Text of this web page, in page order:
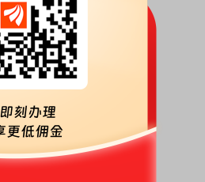
关于回购公司股份比例
进展公告
关于股份回购进展的公
关于回购公司股份比例
进展公告
关于开立募集资金现金
:浙江天册律师事务所关